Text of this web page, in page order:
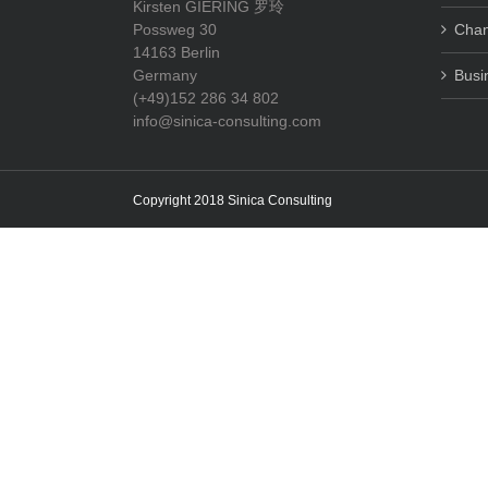
Kirsten GIERING 罗玲
Possweg 30
14163 Berlin
Germany
(+49)152 286 34 802
info@sinica-consulting.com
Copyright 2018 Sinica Consulting